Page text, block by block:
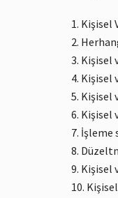
Kişisel
Kişisel
Kişisel
Kişisel
Kişisel
İşleme
Kişisel